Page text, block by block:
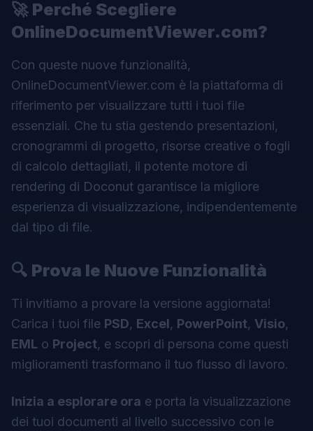
🚀 Perché Scegliere
OnlineDocumentViewer.com?
Con queste nuove funzionalità,
OnlineDocumentViewer.com è la piattaforma di
riferimento per visualizzare tutti i tuoi file
essenziali. Che tu stia gestendo presentazioni,
cronogrammi di progetto, risorse creative o fogli
di calcolo dettagliati, il potente motore di
rendering di Doconut garantisce la migliore
esperienza di visualizzazione, indipendentemente
dal tipo di file.
🔍 Prova le Nuove Funzionalità
Ti invitiamo a provare la versione aggiornata!
Carica i tuoi file PSD, Excel, PowerPoint, Visio,
EML o Project, e scopri di persona come questi
miglioramenti trasformano il tuo flusso di lavoro.
Inizia a esplorare ora e porta la visualizzazione
dei tuoi documenti al livello successivo con le